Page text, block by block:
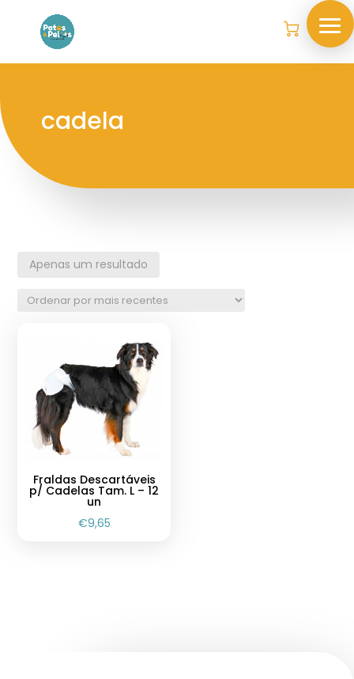
cadela
Apenas um resultado
Fraldas Descartáveis
p/ Cadelas Tam. L – 12
un
€9,65